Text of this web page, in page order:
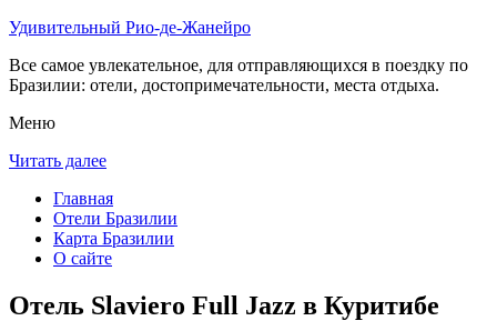
Удивительный Рио-де-Жанейро
Все самое увлекательное, для отправляющихся в поездку по
Бразилии: отели, достопримечательности, места отдыха.
Меню
Читать далее
Главная
Отели Бразилии
Карта Бразилии
О сайте
Отель Slaviero Full Jazz в Куритибе